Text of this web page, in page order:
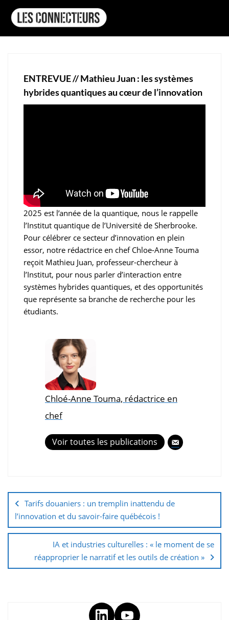
ENTREVUE // Mathieu Juan : les systèmes
hybrides quantiques au cœur de l’innovation
2025 est l’année de la quantique, nous le rappelle
l’Institut quantique de l’Université de Sherbrooke.
Pour célébrer ce secteur d’innovation en plein
essor, notre rédactrice en chef Chloe-Anne Touma
reçoit Mathieu Juan, professeur-chercheur à
l’Institut, pour nous parler d’interaction entre
systèmes hybrides quantiques, et des opportunités
que représente sa branche de recherche pour les
étudiants.
Chloé-Anne Touma, rédactrice en
chef
Voir toutes les publications
Tarifs douaniers : un tremplin inattendu de
l’innovation et du savoir-faire québécois !
IA et industries culturelles : « le moment de se
réapproprier le narratif et les outils de création »